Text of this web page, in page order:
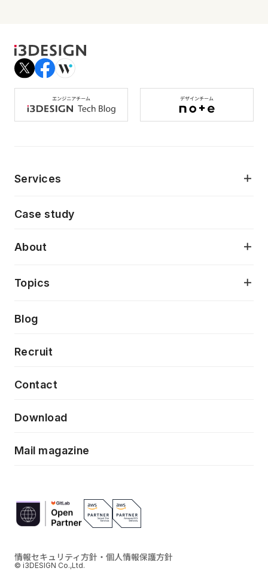
Services
AI駆動開発支援
モダナイゼーション
特徴量エンジニアリングと生成AI
フロントエンド開発
Case study
About
当社が目指しているもの
Topics
Press release
News
Event/Seminer
Blog
Recruit
Contact
Download
Mail magazine
情報セキュリティ方針・個人情報保護方針
© i3DESIGN Co.,Ltd.